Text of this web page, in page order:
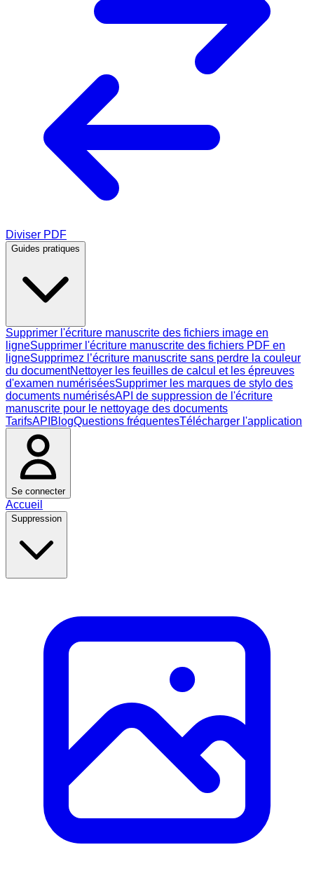
Diviser PDF
Guides pratiques
Supprimer l'écriture manuscrite des fichiers image en
ligneSupprimer l'écriture manuscrite des fichiers PDF en
ligneSupprimez l’écriture manuscrite sans perdre la couleur
du documentNettoyer les feuilles de calcul et les épreuves
d'examen numériséesSupprimer les marques de stylo des
documents numérisésAPI de suppression de l'écriture
manuscrite pour le nettoyage des documents
TarifsAPI BlogQuestions fréquentesTélécharger l'application
Se connecter
Accueil
Suppression